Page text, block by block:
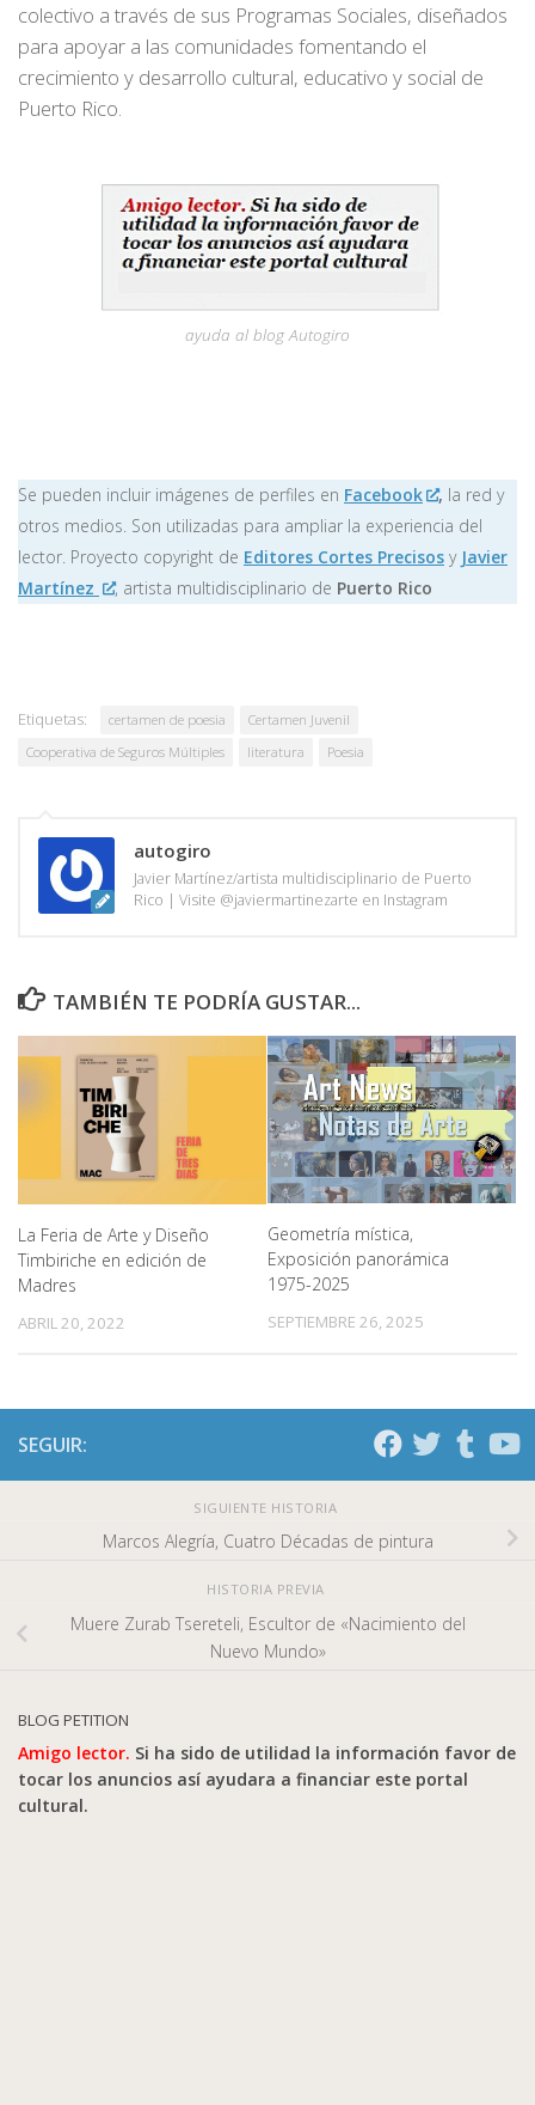
colectivo a través de sus Programas Sociales, diseñados
para apoyar a las comunidades fomentando el
crecimiento y desarrollo cultural, educativo y social de
Puerto Rico.
ayuda al blog Autogiro
Se pueden incluir imágenes de perfiles en Facebook , la red y
otros medios. Son utilizadas para ampliar la experiencia del
lector. Proyecto copyright de Editores Cortes Precisos y Javier
Martínez
, artista multidisciplinario de Puerto Rico
Etiquetas: certamen de poesia
Certamen Juvenil
Cooperativa de Seguros Múltiples
literatura Poesia
autogiro
Javier Martínez/artista multidisciplinario de Puerto
Rico | Visite @javiermartinezarte en Instagram
TAMBIÉN TE PODRÍA GUSTAR...
La Feria de Arte y Diseño
Timbiriche en edición de
Madres
ABRIL 20, 2022
Geometría mística,
Exposición panorámica
1975-2025
SEPTIEMBRE 26, 2025
SEGUIR:
SIGUIENTE HISTORIA
Marcos Alegría, Cuatro Décadas de pintura
HISTORIA PREVIA
Muere Zurab Tsereteli, Escultor de «Nacimiento del
Nuevo Mundo»
BLOG PETITION
Amigo lector. Si ha sido de utilidad la información favor de
tocar los anuncios así ayudara a financiar este portal
cultural.